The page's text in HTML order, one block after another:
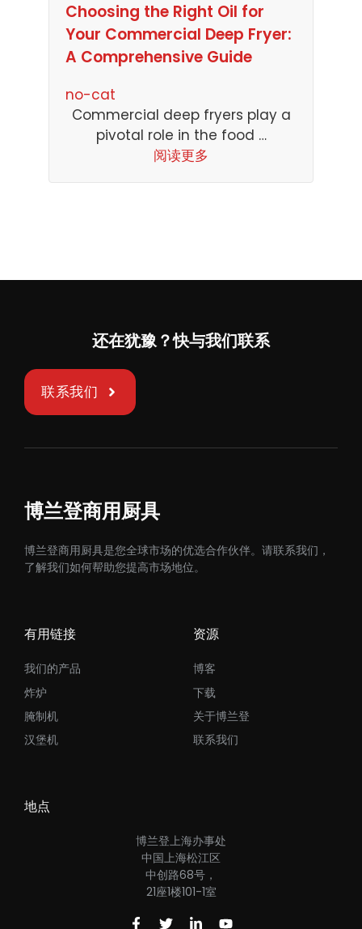
Choosing the Right Oil for
Your Commercial Deep Fryer:
A Comprehensive Guide
no-cat
Commercial deep fryers play a
pivotal role in the food …
阅读更多
还在犹豫？快与我们联系
联系我们
博兰登商用厨具
博兰登商用厨具是您全球市场的优选合作伙伴。请联系我们，
了解我们如何帮助您提高市场地位。
有用链接
我们的产品
炸炉
腌制机
汉堡机
资源
博客
下载
关于博兰登
联系我们
地点
博兰登上海办事处
中国上海松江区
中创路68号，
21座1楼101-1室